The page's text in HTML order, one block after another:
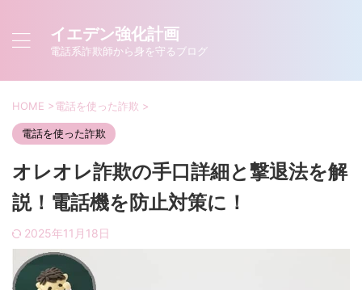
イエデン強化計画
電話系詐欺師から身を守るブログ
HOME >電話を使った詐欺 >
電話を使った詐欺
オレオレ詐欺の手口詳細と撃退法を解
説！電話機を防止対策に！
2025年11月18日